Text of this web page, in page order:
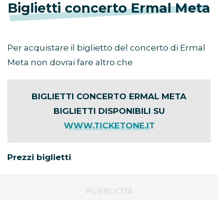
Biglietti concerto Ermal Meta
Per acquistare il biglietto del concerto di Ermal
Meta non dovrai fare altro che
BIGLIETTI CONCERTO ERMAL META
BIGLIETTI DISPONIBILI SU
WWW.TICKETONE.IT
Prezzi biglietti